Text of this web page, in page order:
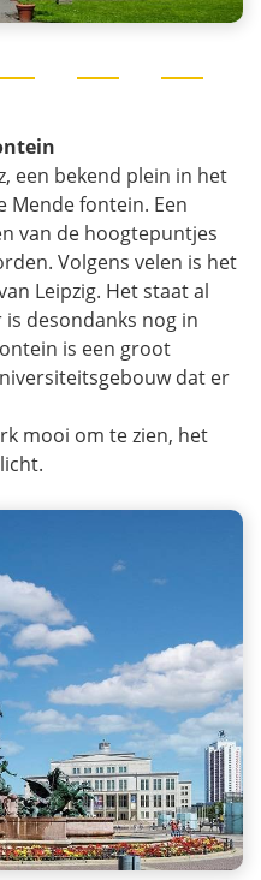
een bekend plein in het
Mende fontein. Een
van de hoogtepuntjes
Volgens velen is het
Leipzig. Het staat al
desondanks nog in
is een groot
dat er
mooi om te zien, het